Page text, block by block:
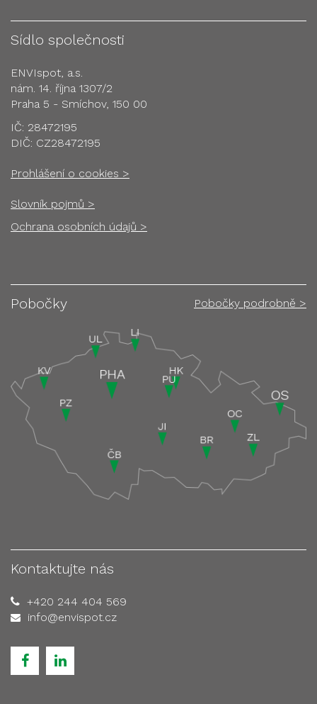
Sídlo společnosti
ENVIspot, a.s.
nám. 14. října 1307/2
Praha 5 - Smíchov, 150 00
IČ: 28472195
DIČ: CZ28472195
Prohlášení o cookies >
Slovník pojmů >
Ochrana osobních údajů >
Pobočky Pobočky podrobně >
Kontaktujte nás
+420 244 404 569
info@envispot.cz